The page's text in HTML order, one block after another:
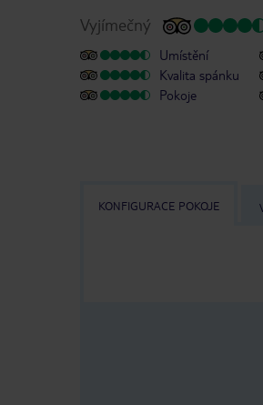
Vyjímečný
Umístění
Kvalita spánku
Pokoje
KONFIGURACE POKOJE